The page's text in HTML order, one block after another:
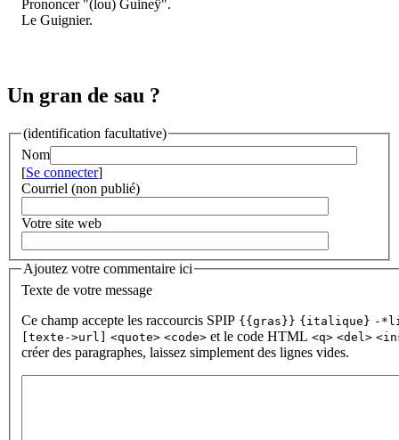
Prononcer "(lou) Guineÿ".
Le Guignier.
Un gran de sau ?
(identification facultative)
Nom
[Se connecter]
Courriel (non publié)
Votre site web
Ajoutez votre commentaire ici
Texte de votre message
Ce champ accepte les raccourcis SPIP {{gras}} {italique} -
[texte->url] <quote> <code> et le code HTML <q> <del>
créer des paragraphes, laissez simplement des lignes vides.